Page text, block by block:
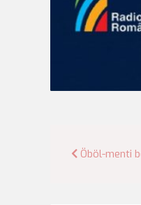
Öböl-menti